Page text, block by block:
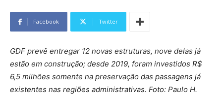
Facebook Twitter
GDF prevê entregar 12 novas estruturas, nove delas já
estão em construção; desde 2019, foram investidos R$
6,5 milhões somente na preservação das passagens já
existentes nas regiões administrativas. Foto: Paulo H.